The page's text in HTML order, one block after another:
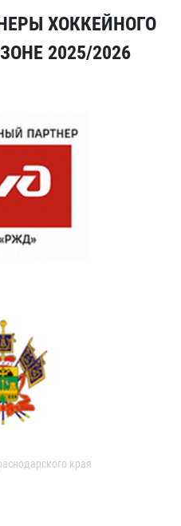
ХОККЕЙНОГО
2025/2026
края